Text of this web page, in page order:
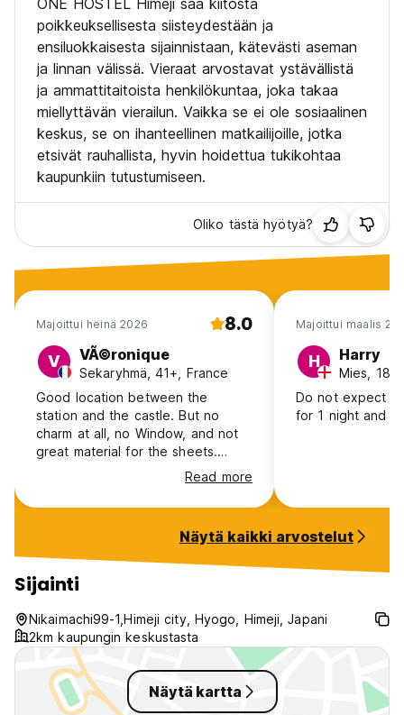
ONE HOSTEL Himeji saa kiitosta
poikkeuksellisesta siisteydestään ja
ensiluokkaisesta sijainnistaan, kätevästi aseman
ja linnan välissä. Vieraat arvostavat ystävällistä
ja ammattitaitoista henkilökuntaa, joka takaa
miellyttävän vierailun. Vaikka se ei ole sosiaalinen
keskus, se on ihanteellinen matkailijoille, jotka
etsivät rauhallista, hyvin hoidettua tukikohtaa
kaupunkiin tutustumiseen.
Oliko tästä hyötyä?
Majoittui heinä 2026 8.0
V VÃ©ronique
Sekaryhmä, 41+, France
Good location between the
station and the castle. But no
charm at all, no Window, and not
great material for the sheets.
Good value though for an
overnight stay to visit the castle.
Read more
Majoittui maalis
H Harry
Mies, 18-
Do not expect
for 1 night and
Näytä kaikki arvostelut
Sijainti
Nikaimachi99-1,Himeji city, Hyogo, Himeji, Japani
2km kaupungin keskustasta
Näytä kartta